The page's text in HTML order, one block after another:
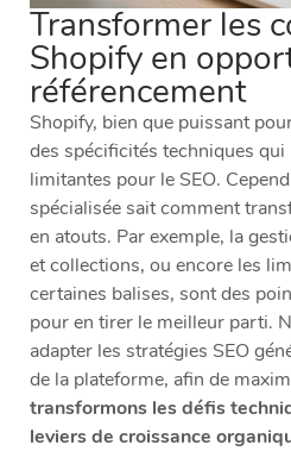
Transformer les
Shopify en
référencement
Shopify, bien que puissant
des spécificités techniques
limitantes pour le SEO.
spécialisée sait comment
en atouts. Par exemple, la
et collections, ou encore les
certaines balises, sont des
pour en tirer le meilleur parti.
adapter les stratégies SEO
de la plateforme, afin de
transformons les défis
leviers de croissance